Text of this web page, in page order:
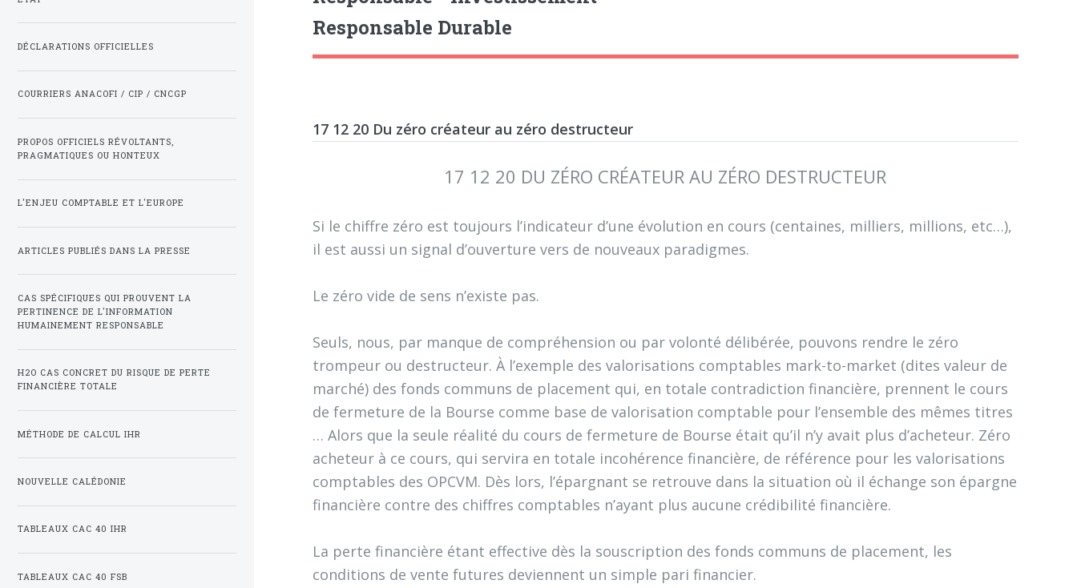
Responsable Durable
17 12 20 Du zéro créateur au zéro destructeur
17 12 20 DU ZÉRO CRÉATEUR AU ZÉRO DESTRUCTEUR
Si le chiffre zéro est toujours l’indicateur d’une évolution en cours (centaines, milliers, millions, etc…),
il est aussi un signal d’ouverture vers de nouveaux paradigmes.
Le zéro vide de sens n’existe pas.
Seuls, nous, par manque de compréhension ou par volonté délibérée, pouvons rendre le zéro
trompeur ou destructeur. À l’exemple des valorisations comptables mark-to-market (dites valeur de
marché) des fonds communs de placement qui, en totale contradiction financière, prennent le cours
de fermeture de la Bourse comme base de valorisation comptable pour l’ensemble des mêmes titres
… Alors que la seule réalité du cours de fermeture de Bourse était qu’il n’y avait plus d’acheteur. Zéro
acheteur à ce cours, qui servira en totale incohérence financière, de référence pour les valorisations
comptables des OPCVM. Dès lors, l’épargnant se retrouve dans la situation où il échange son épargne
financière contre des chiffres comptables n’ayant plus aucune crédibilité financière.
La perte financière étant effective dès la souscription des fonds communs de placement, les
conditions de vente futures deviennent un simple pari financier.
DÉCLARATIONS OFFICIELLES
COURRIERS ANACOFI / CIP / CNCGP
PROPOS OFFICIELS RÉVOLTANTS,
PRAGMATIQUES OU HONTEUX
L'ENJEU COMPTABLE ET L'EUROPE
ARTICLES PUBLIÉS DANS LA PRESSE
CAS SPÉCIFIQUES QUI PROUVENT LA
PERTINENCE DE L'INFORMATION
HUMAINEMENT RESPONSABLE
H2O CAS CONCRET DU RISQUE DE PERTE
FINANCIÈRE TOTALE
MÉTHODE DE CALCUL IHR
NOUVELLE CALÉDONIE
TABLEAUX CAC 40 IHR
TABLEAUX CAC 40 FSB